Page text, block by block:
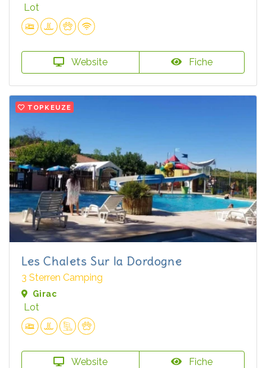
Lot
Website Fiche
TOPKEUZE
Les Chalets Sur la Dordogne
3 Sterren Camping
Girac
Lot
Website Fiche